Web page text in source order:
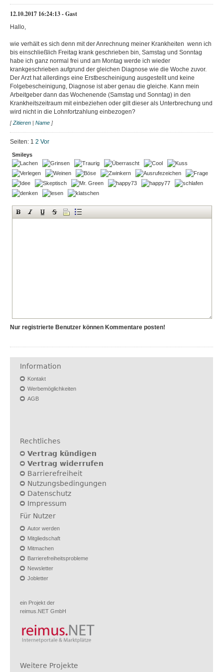
12.10.2017 16:24:13 - Gast
Hallo,
wie verhält es sich denn mit der Anrechnung meiner Krankheiten wenn ich
bis einschließlich Freitag krank geschrieben bin, Samstag und Sonntag
habe ich ganz normal frei und am Montag werde ich wieder
krankgeschrieben aufgrund der gleichen Diagnose wie die Woche zuvor.
Der Arzt hat allerdings eine Erstbescheinigung ausgestellt und keine
Folgebescheinigung, Diagnose ist aber genau die gleiche. Kann mein
Arbeitgeber dann das Wochenende (Samstag und Sonntag) in den
Krankheitszeitraum mit einbeziehen oder gilt dieser als Unterbrechung und
wird nicht in die Lohnfortzahlung einbezogen?
[Zitieren | Name ]
Seiten: 1 2 Vor
Smileys
Nur registrierte Benutzer können Kommentare posten!
Information
Kontakt
Werbemöglichkeiten
AGB
Rechtliches
Vertrag kündigen
Vertrag widerrufen
Barrierefreiheit
Nutzungsbedingungen
Datenschutz
Impressum
Für Nutzer
Autor werden
Mitgliedschaft
Mitmachen
Barrierefreiheitsprobleme
Newsletter
Jobletter
ein Projekt der
reimus.NET GmbH
Weitere Projekte